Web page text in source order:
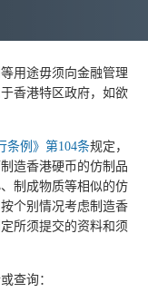
用途毋须向金融管理
香港特区政府，如欲
条例》第104条规定，
造香港硬币的仿制品
制成物质等相似的仿
个别情况考虑制造香
所须提交的资料和须
查询：